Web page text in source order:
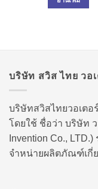
53,450
บริษัท สวิส ไทย วอ
บริษัทสวิสไทยวอเตอ
โดยใช้ ชื่อว่า บริษัท
Invention Co.,
จำหน่ายผลิตภัณฑ์เกี่